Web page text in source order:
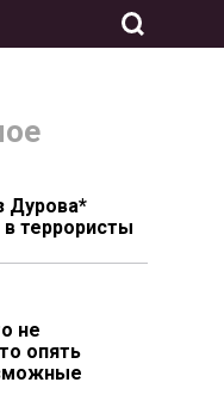
Дурова*
террористы
не
опять